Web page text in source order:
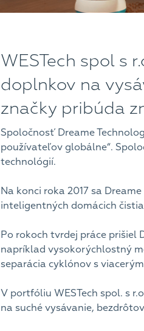
WESTech spol s
doplnkov na
značky pribúda
Spoločnosť Dreame
používateľov globálne“.
technológií.
Na konci roka 2017 sa
inteligentných domácich
Po rokoch tvrdej práce prišiel
napríklad vysokorýchlostný
separácia cyklónov s
V portfóliu WESTech spol. s
na suché vysávanie,